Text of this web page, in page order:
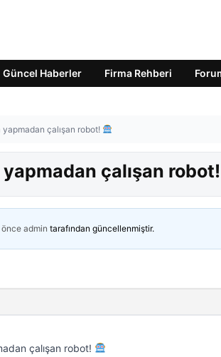
Güncel Haberler Firma Rehberi
çalışan robot!
çalışan robot!
önce admin tarafından güncellenmiştir.
çalışan robot!